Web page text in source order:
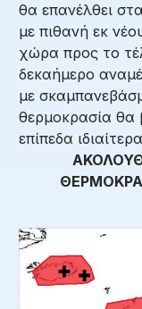
θα επανέλθει
με πιθανή εκ
χώρα προς το
δεκαήμερο
με
θερμοκρασία θα
επίπεδα